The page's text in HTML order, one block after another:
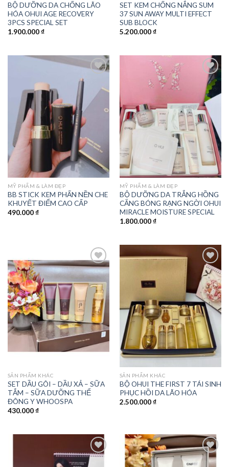
BỘ DƯỠNG DA CHỐNG LÃO
HÓA OHUI AGE RECOVERY
3PCS SPECIAL SET
1.900.000₫
SET KEM CHỐNG NẮNG SUM
37 SUN AWAY MULTI EFFECT
SUB BLOCK
5.200.000₫
Add to
wishlist
MỸ PHẨM & LÀM ĐẸP
BB STICK KEM PHẤN NỀN CHE
KHUYẾT ĐIỂM CAO CẤP
490.000₫
Add to
wishlist
MỸ PHẨM & LÀM ĐẸP
BỘ DƯỠNG DA TRẮNG HỒNG
CĂNG BÓNG RẠNG NGỜI OHUI
MIRACLE MOISTURE SPECIAL
1.800.000₫
Add to
wishlist
SẢN PHẨM KHÁC
SET DẦU GÔI – DẦU XẢ – SỮA
TẮM – SỮA DƯỠNG THỂ
ĐÔNG Y WHOOSPA
430.000₫
Add to
wishlist
SẢN PHẨM KHÁC
BỘ OHUI THE FIRST 7 TÁI SINH
PHỤC HỒI DA LÃO HÓA
2.500.000₫